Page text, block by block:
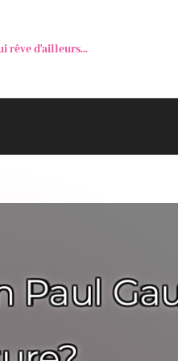
rêve d'ailleurs...
Paul